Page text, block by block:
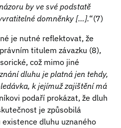
by ve své podstatě
domněnky […].“(7)
je nutné reflektovat, že
titulem závazku (8),
což mimo jiné
dluhu je platná jen tehdy,
k jejímuž zajištění má
podaří prokázat, že dluh
je způsobilá
dluhu uznaného